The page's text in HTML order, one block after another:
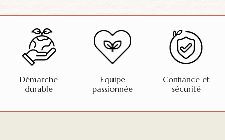
Démarche
durable
Equipe
passionnée
Confiance et
sécurité